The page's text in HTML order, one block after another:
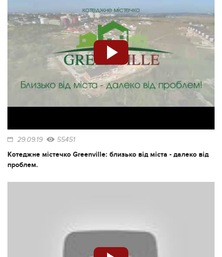
29.09.19 55451
Котеджне містечко Greenville: близько від міста - далеко від
проблем.